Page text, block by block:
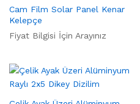
Cam Film Solar Panel Kenar
Kelepçe
Fiyat Bilgisi İçin Arayınız